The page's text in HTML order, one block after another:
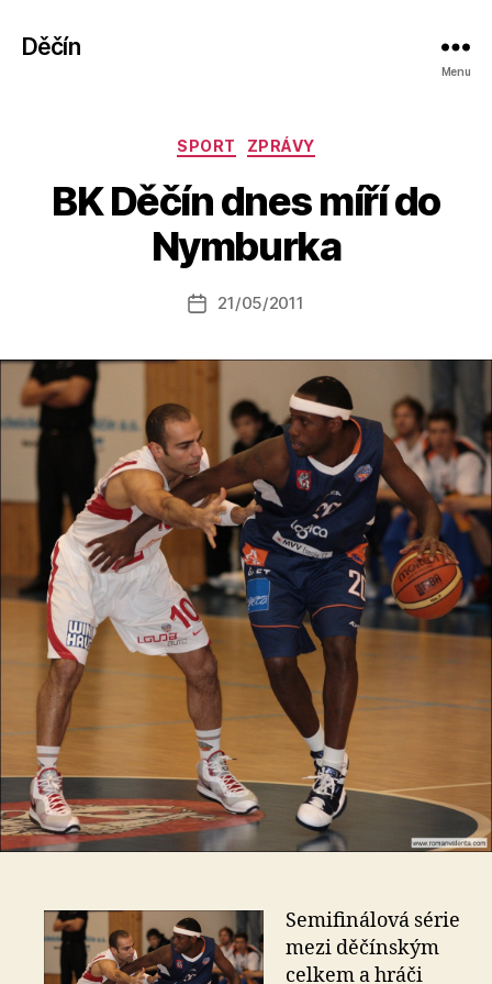
Děčín
Menu
Rubriky
SPORT ZPRÁVY
BK Děčín dnes míří do
Nymburka
Autor
příspěvku
u
o
a
o
Datum
21/05/2011
Semifinálová série
mezi děčínským
celkem a hráči